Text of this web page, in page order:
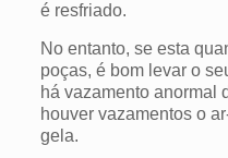
é resfriado.
No entanto, se esta
poças, é bom levar o
há vazamento anormal
houver vazamentos o
gela.